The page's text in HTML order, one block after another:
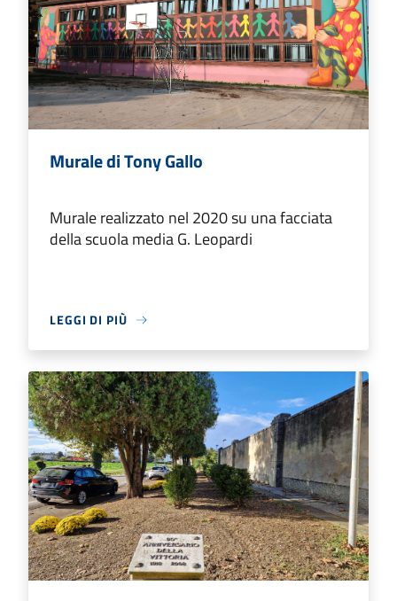
Murale di Tony Gallo
Murale realizzato nel 2020 su una facciata
della scuola media G. Leopardi
LEGGI DI PIÙ